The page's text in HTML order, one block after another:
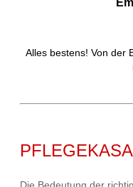
Alles bestens! Von der